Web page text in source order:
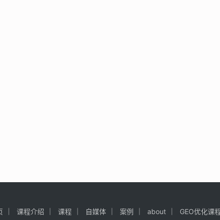
课程介绍 课程 自媒体 案例 about GEO优化课